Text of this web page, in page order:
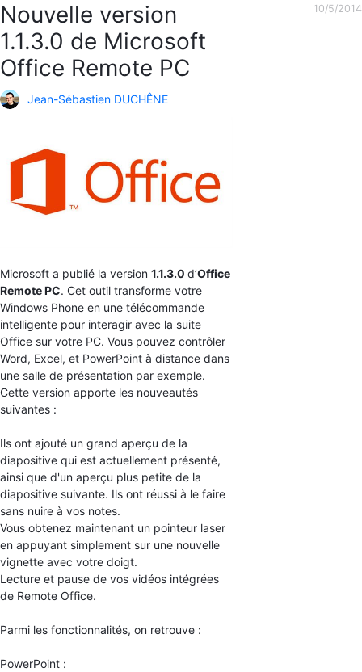
Nouvelle version
1.1.3.0 de Microsoft
Office Remote PC
Jean-Sébastien DUCHÊNE
Microsoft a publié la version 1.1.3.0 d’Office
Remote PC. Cet outil transforme votre
Windows Phone en une télécommande
intelligente pour interagir avec la suite
Office sur votre PC. Vous pouvez contrôler
Word, Excel, et PowerPoint à distance dans
une salle de présentation par exemple.
Cette version apporte les nouveautés
suivantes :
Ils ont ajouté un grand aperçu de la
diapositive qui est actuellement présenté,
ainsi que d'un aperçu plus petite de la
diapositive suivante. Ils ont réussi à le faire
sans nuire à vos notes.
Vous obtenez maintenant un pointeur laser
en appuyant simplement sur une nouvelle
vignette avec votre doigt.
Lecture et pause de vos vidéos intégrées
de Remote Office.
Parmi les fonctionnalités, on retrouve :
PowerPoint :
10/5/2014